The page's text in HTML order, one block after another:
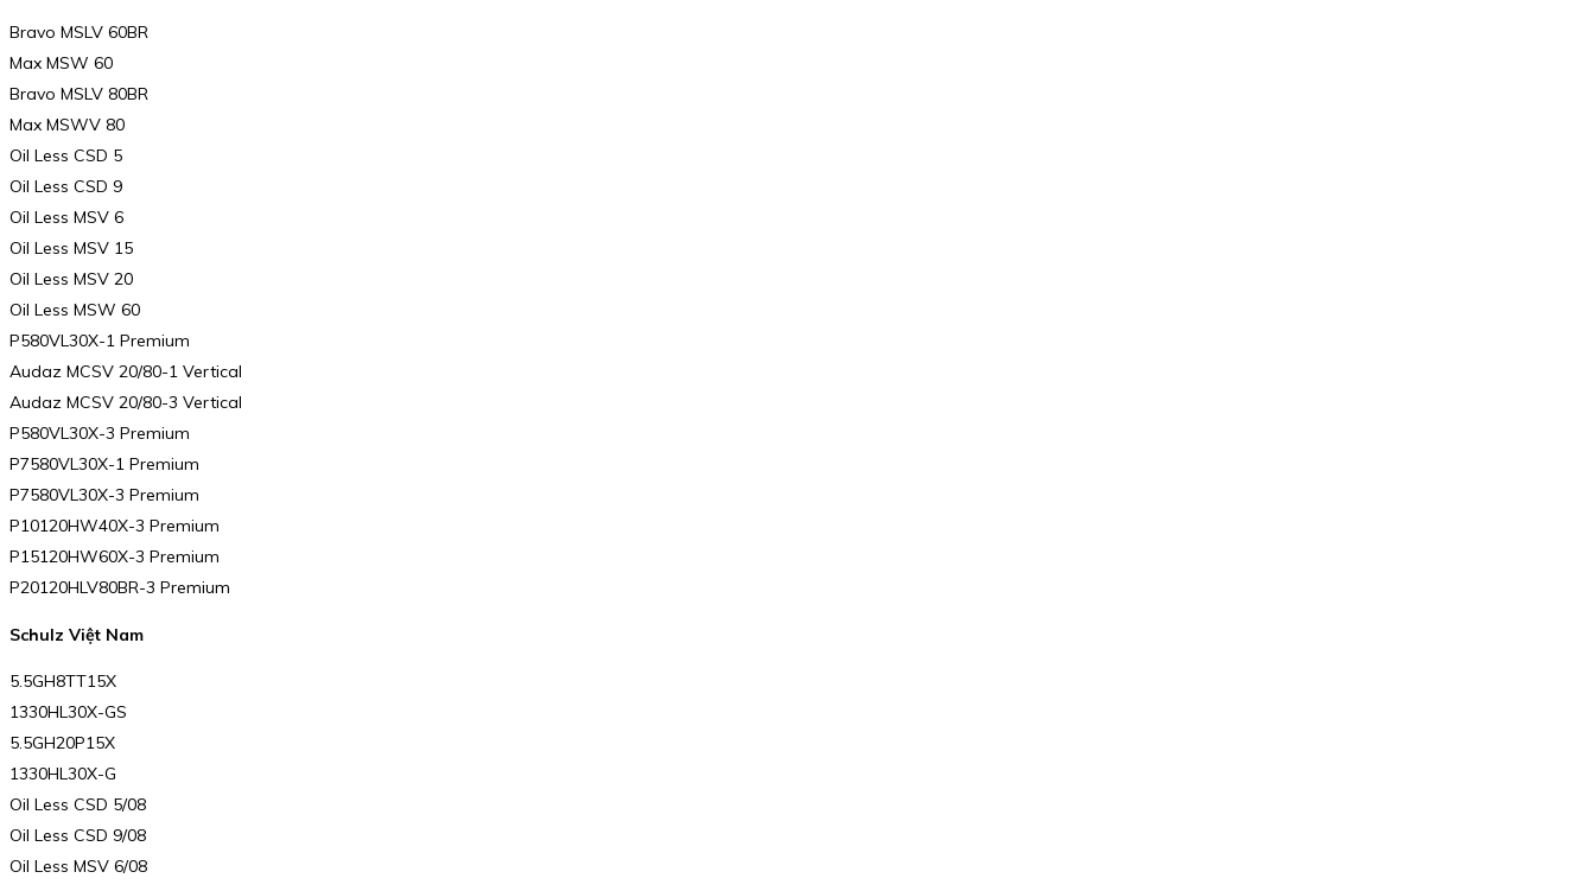
Bravo MSLV 60BR
Max MSW 60
Bravo MSLV 80BR
Max MSWV 80
Oil Less CSD 5
Oil Less CSD 9
Oil Less MSV 6
Oil Less MSV 15
Oil Less MSV 20
Oil Less MSW 60
P580VL30X-1 Premium
Audaz MCSV 20/80-1 Vertical
Audaz MCSV 20/80-3 Vertical
P580VL30X-3 Premium
P7580VL30X-1 Premium
P7580VL30X-3 Premium
P10120HW40X-3 Premium
P15120HW60X-3 Premium
P20120HLV80BR-3 Premium
Schulz Việt Nam
5.5GH8TT15X
1330HL30X-GS
5.5GH20P15X
1330HL30X-G
Oil Less CSD 5/08
Oil Less CSD 9/08
Oil Less MSV 6/08